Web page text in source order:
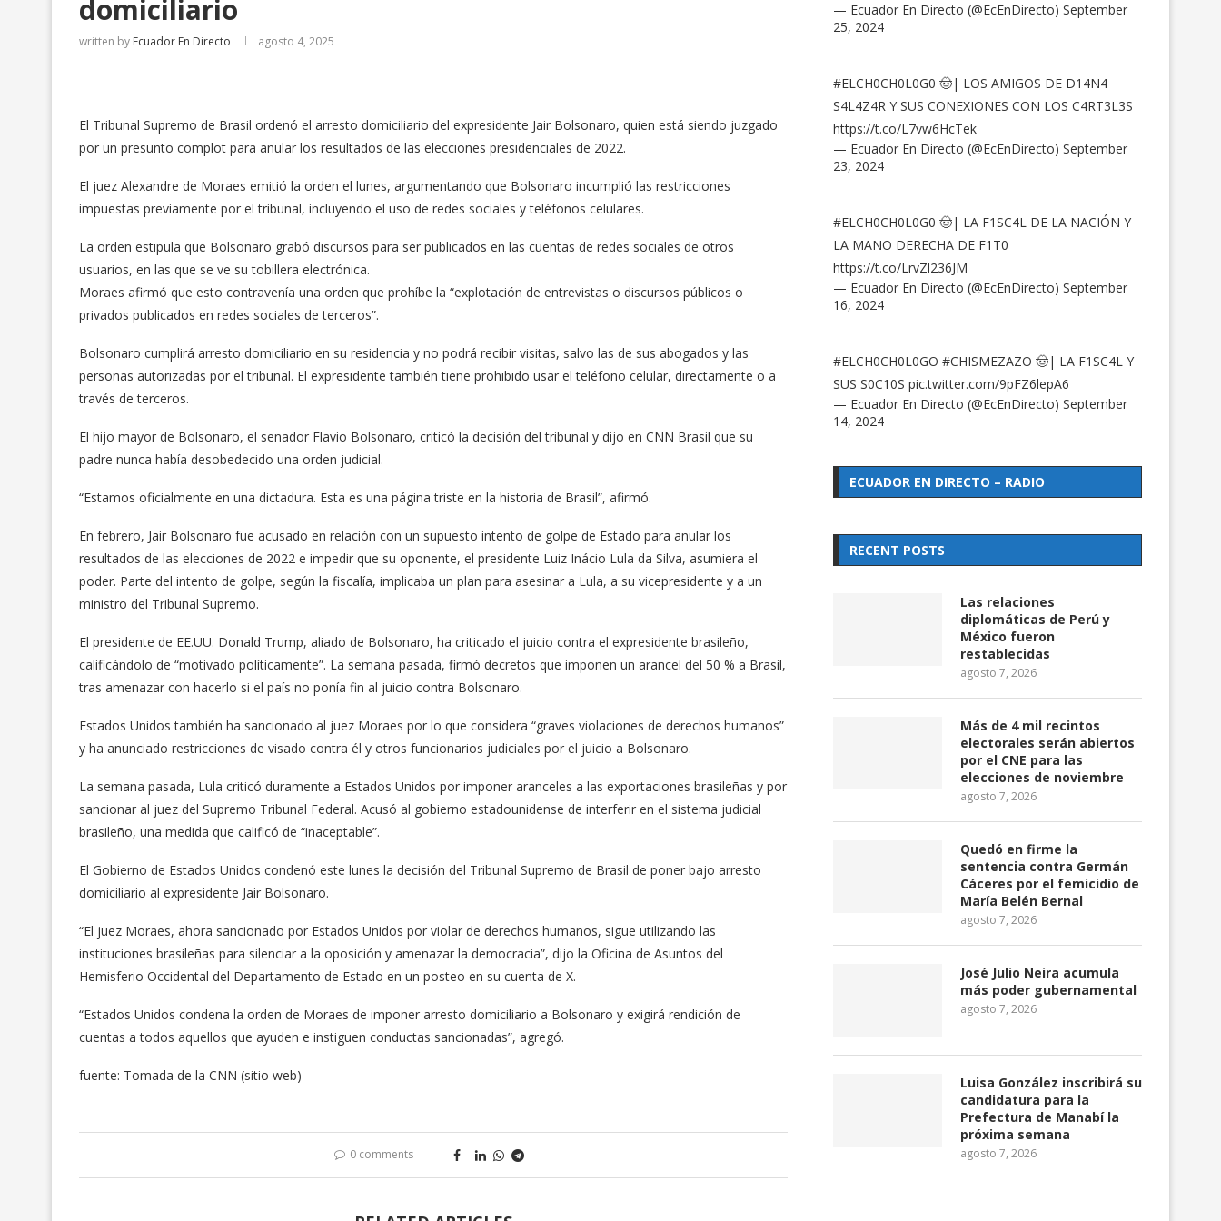
domiciliario
written by Ecuador En Directo agosto 4, 2025
El Tribunal Supremo de Brasil ordenó el arresto domiciliario del expresidente Jair Bolsonaro, quien está siendo juzgado
por un presunto complot para anular los resultados de las elecciones presidenciales de 2022.
El juez Alexandre de Moraes emitió la orden el lunes, argumentando que Bolsonaro incumplió las restricciones
impuestas previamente por el tribunal, incluyendo el uso de redes sociales y teléfonos celulares.
La orden estipula que Bolsonaro grabó discursos para ser publicados en las cuentas de redes sociales de otros
usuarios, en las que se ve su tobillera electrónica.
Moraes afirmó que esto contravenía una orden que prohíbe la “explotación de entrevistas o discursos públicos o
privados publicados en redes sociales de terceros”.
Bolsonaro cumplirá arresto domiciliario en su residencia y no podrá recibir visitas, salvo las de sus abogados y las
personas autorizadas por el tribunal. El expresidente también tiene prohibido usar el teléfono celular, directamente o a
través de terceros.
El hijo mayor de Bolsonaro, el senador Flavio Bolsonaro, criticó la decisión del tribunal y dijo en CNN Brasil que su
padre nunca había desobedecido una orden judicial.
“Estamos oficialmente en una dictadura. Esta es una página triste en la historia de Brasil”, afirmó.
En febrero, Jair Bolsonaro fue acusado en relación con un supuesto intento de golpe de Estado para anular los
resultados de las elecciones de 2022 e impedir que su oponente, el presidente Luiz Inácio Lula da Silva, asumiera el
poder. Parte del intento de golpe, según la fiscalía, implicaba un plan para asesinar a Lula, a su vicepresidente y a un
ministro del Tribunal Supremo.
El presidente de EE.UU. Donald Trump, aliado de Bolsonaro, ha criticado el juicio contra el expresidente brasileño,
calificándolo de “motivado políticamente”. La semana pasada, firmó decretos que imponen un arancel del 50 % a Brasil,
tras amenazar con hacerlo si el país no ponía fin al juicio contra Bolsonaro.
Estados Unidos también ha sancionado al juez Moraes por lo que considera “graves violaciones de derechos humanos”
y ha anunciado restricciones de visado contra él y otros funcionarios judiciales por el juicio a Bolsonaro.
La semana pasada, Lula criticó duramente a Estados Unidos por imponer aranceles a las exportaciones brasileñas y por
sancionar al juez del Supremo Tribunal Federal. Acusó al gobierno estadounidense de interferir en el sistema judicial
brasileño, una medida que calificó de “inaceptable”.
El Gobierno de Estados Unidos condenó este lunes la decisión del Tribunal Supremo de Brasil de poner bajo arresto
domiciliario al expresidente Jair Bolsonaro.
“El juez Moraes, ahora sancionado por Estados Unidos por violar de derechos humanos, sigue utilizando las
instituciones brasileñas para silenciar a la oposición y amenazar la democracia”, dijo la Oficina de Asuntos del
Hemisferio Occidental del Departamento de Estado en un posteo en su cuenta de X.
“Estados Unidos condena la orden de Moraes de imponer arresto domiciliario a Bolsonaro y exigirá rendición de
cuentas a todos aquellos que ayuden e instiguen conductas sancionadas”, agregó.
fuente: Tomada de la CNN (sitio web)
0 comments
— Ecuador En Directo (@EcEnDirecto) September
25, 2024
#ELCH0CH0L0G0 🤠| LOS AMIGOS DE D14N4
S4L4Z4R Y SUS CONEXIONES CON LOS C4RT3L3S
https://t.co/L7vw6HcTek
— Ecuador En Directo (@EcEnDirecto) September
23, 2024
#ELCH0CH0L0G0 🤠| LA F1SC4L DE LA NACIÓN Y
LA MANO DERECHA DE F1T0
https://t.co/LrvZl236JM
— Ecuador En Directo (@EcEnDirecto) September
16, 2024
#ELCH0CH0L0GO #CHISMEZAZO 🤠| LA F1SC4L Y
SUS S0C10S pic.twitter.com/9pFZ6lepA6
— Ecuador En Directo (@EcEnDirecto) September
14, 2024
ECUADOR EN DIRECTO – RADIO
RECENT POSTS
Las relaciones
diplomáticas de Perú y
México fueron
restablecidas
agosto 7, 2026
Más de 4 mil recintos
electorales serán abiertos
por el CNE para las
elecciones de noviembre
agosto 7, 2026
Quedó en firme la
sentencia contra Germán
Cáceres por el femicidio de
María Belén Bernal
agosto 7, 2026
José Julio Neira acumula
más poder gubernamental
agosto 7, 2026
Luisa González inscribirá su
candidatura para la
Prefectura de Manabí la
próxima semana
agosto 7, 2026